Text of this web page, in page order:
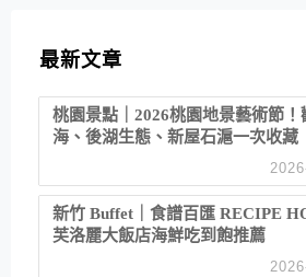
最新文章
桃園景點｜2026桃園地景藝術節！
海、後湖生態、新屋石滬一次收藏
新竹 Buffet｜食譜百匯 RECIPE
芙洛麗大飯店海鮮吃到飽推薦